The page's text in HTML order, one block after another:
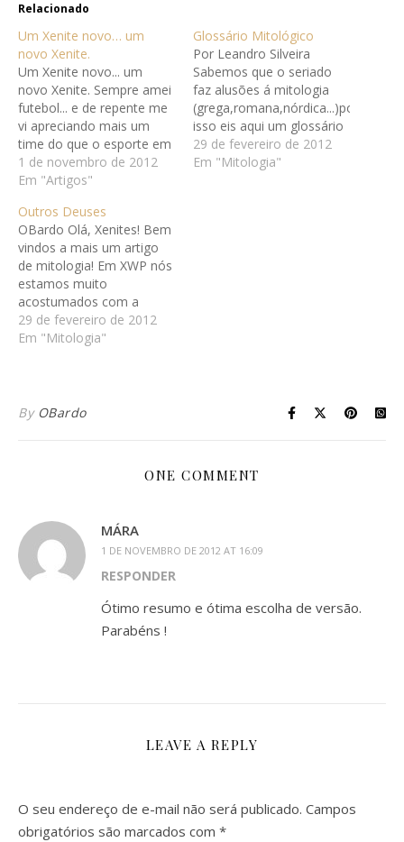
Relacionado
Um Xenite novo… um
novo Xenite.
Um Xenite novo... um
novo Xenite. Sempre amei
futebol... e de repente me
vi apreciando mais um
time do que o esporte em
si e neste time tinha
olhares e torcidas para
Sempre amei mitologia e
assistir Hércules me
trouxe a chance de dar
imagens mais
contornadas…
1 de novembro de 2012
Em "Artigos"
Glossário Mitológico
Por Leandro Silveira
Sabemos que o seriado
faz alusões á mitologia
(grega,romana,nórdica...)por
isso eis aqui um glossário
de personagens
mitológicos que tem algo
29 de fevereiro de 2012
Em "Mitologia"
Outros Deuses
OBardo Olá, Xenites! Bem
vindos a mais um artigo
de mitologia! Em XWP nós
estamos muito
acostumados com a
mitologia greco-romana e
um pouquinho de
que tal falar sobre alguma
29 de fevereiro de 2012
Em "Mitologia"
By OBardo
ONE COMMENT
MÁRA
1 DE NOVEMBRO DE 2012 AT 16:09
RESPONDER
Ótimo resumo e ótima escolha de versão.
Parabéns !
LEAVE A REPLY
O seu endereço de e-mail não será publicado. Campos
obrigatórios são marcados com *